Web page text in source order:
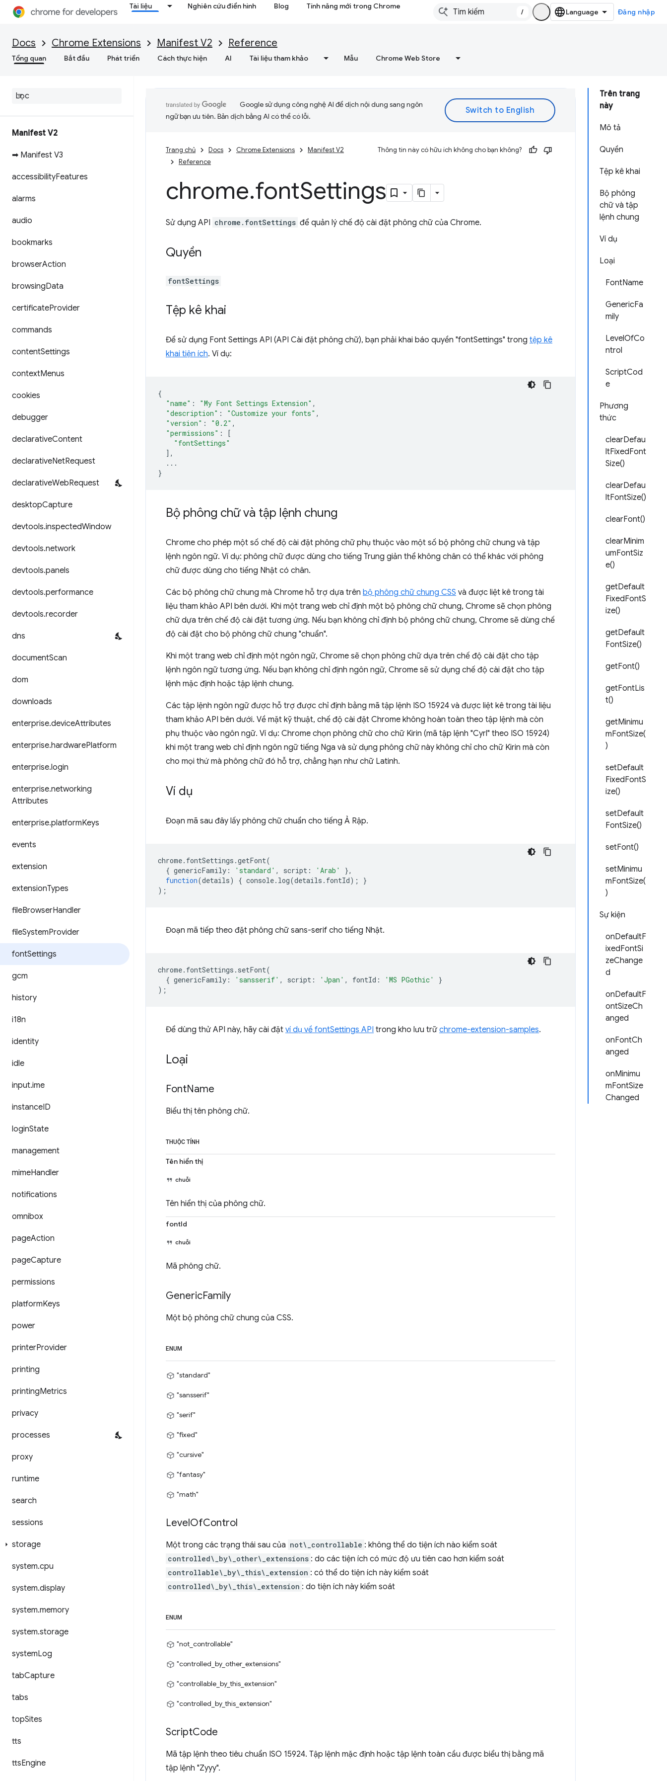
Tài liệu Nghiên cứu điển hình Blog Tính năng mới trong Chrome
/ Đăng nhập
Docs Chrome Extensions Manifest V2 Reference
Tổng quan Bắt đầu Phát triển Cách thực hiện AI Tài liệu tham khảo Mẫu Chrome Web Store
Manifest V2
➡ Manifest V3
accessibilityFeatures
alarms
audio
bookmarks
browserAction
browsingData
certificateProvider
commands
contentSettings
contextMenus
cookies
debugger
declarativeContent
declarativeNetRequest
declarativeWebRequest
desktopCapture
devtools.inspectedWindow
devtools.network
devtools.panels
devtools.performance
devtools.recorder
dns
documentScan
dom
downloads
enterprise.deviceAttributes
enterprise.hardwarePlatform
enterprise.login
enterprise.networking
Attributes
enterprise.platformKeys
events
extension
extensionTypes
fileBrowserHandler
fileSystemProvider
fontSettings
gcm
history
i18n
identity
idle
input.ime
instanceID
loginState
management
mimeHandler
notifications
omnibox
pageAction
pageCapture
permissions
platformKeys
power
printerProvider
printing
printingMetrics
privacy
processes
proxy
runtime
search
sessions
storage
system.cpu
system.display
system.memory
system.storage
systemLog
tabCapture
tabs
topSites
tts
ttsEngine
Trên trang
này
Mô tả
Quyền
Tệp kê khai
Bộ phông
chữ và tập
lệnh chung
Ví dụ
Loại
FontName
GenericFa
mily
LevelOfCo
ntrol
ScriptCod
e
Phương
thức
clearDefau
ltFixedFont
Size()
clearDefau
ltFontSize()
clearFont()
clearMinim
umFontSiz
e()
getDefault
FixedFontS
ize()
getDefault
FontSize()
getFont()
getFontLis
t()
getMinimu
mFontSize(
)
setDefault
FixedFontS
ize()
setDefault
FontSize()
setFont()
setMinimu
mFontSize(
)
Sự kiện
onDefaultF
ixedFontSi
zeChange
d
onDefaultF
ontSizeCh
anged
onFontCh
anged
onMinimu
mFontSize
Changed
Google sử dụng công nghệ AI để dịch nội dung sang ngôn
ngữ bạn ưu tiên. Bản dịch bằng AI có thể có lỗi.
Trang chủ Docs Chrome Extensions
Manifest V2
Reference
Thông tin này có hữu ích không cho bạn không?
chrome.fontSettings
Sử dụng API chrome.fontSettings để quản lý chế độ cài đặt phông chữ của Chrome.
Quyền
fontSettings
Tệp kê khai
Để sử dụng Font Settings API (API Cài đặt phông chữ), bạn phải khai báo quyền "fontSettings" trong tệp kê
khai tiện ích. Ví dụ:
{
"name" : "My Font Settings Extension" ,
"description" : "Customize your fonts" ,
"version" : "0.2" ,
"permissions" :
[
"fontSettings"
],
...
}
Bộ phông chữ và tập lệnh chung
Chrome cho phép một số chế độ cài đặt phông chữ phụ thuộc vào một số bộ phông chữ chung và tập
lệnh ngôn ngữ. Ví dụ: phông chữ được dùng cho tiếng Trung giản thể không chân có thể khác với phông
chữ được dùng cho tiếng Nhật có chân.
Các bộ phông chữ chung mà Chrome hỗ trợ dựa trên bộ phông chữ chung CSS và được liệt kê trong tài
liệu tham khảo API bên dưới. Khi một trang web chỉ định một bộ phông chữ chung, Chrome sẽ chọn phông
chữ dựa trên chế độ cài đặt tương ứng. Nếu bạn không chỉ định bộ phông chữ chung, Chrome sẽ dùng chế
độ cài đặt cho bộ phông chữ chung "chuẩn".
Khi một trang web chỉ định một ngôn ngữ, Chrome sẽ chọn phông chữ dựa trên chế độ cài đặt cho tập
lệnh ngôn ngữ tương ứng. Nếu bạn không chỉ định ngôn ngữ, Chrome sẽ sử dụng chế độ cài đặt cho tập
lệnh mặc định hoặc tập lệnh chung.
Các tập lệnh ngôn ngữ được hỗ trợ được chỉ định bằng mã tập lệnh ISO 15924 và được liệt kê trong tài liệu
tham khảo API bên dưới. Về mặt kỹ thuật, chế độ cài đặt Chrome không hoàn toàn theo tập lệnh mà còn
phụ thuộc vào ngôn ngữ. Ví dụ: Chrome chọn phông chữ cho chữ Kirin (mã tập lệnh "Cyrl" theo ISO 15924)
khi một trang web chỉ định ngôn ngữ tiếng Nga và sử dụng phông chữ này không chỉ cho chữ Kirin mà còn
cho mọi thứ mà phông chữ đó hỗ trợ, chẳng hạn như chữ Latinh.
Ví dụ
Đoạn mã sau đây lấy phông chữ chuẩn cho tiếng Ả Rập.
chrome. fontSettings .getFont(
{ genericFamily : 'standard' , script : 'Arab'
},
function(details) { console. log(details . fontId);
}
);
Đoạn mã tiếp theo đặt phông chữ sans-serif cho tiếng Nhật.
chrome. fontSettings . setFont(
{ genericFamily : 'sansserif' , script : 'Jpan' , fontId : 'MS PGothic'
}
);
Để dùng thử API này, hãy cài đặt ví dụ về fontSettings API trong kho lưu trữ chrome-extension-samples.
Loại
FontName
Biểu thị tên phông chữ.
THUỘC TÍNH
Tên hiển thị
chuỗi
Tên hiển thị của phông chữ.
fontId
chuỗi
Mã phông chữ.
GenericFamily
Một bộ phông chữ chung của CSS.
ENUM
"standard"
"sansserif"
"serif"
"fixed"
"cursive"
"fantasy"
"math"
LevelOfControl
Một trong các trạng thái sau của not\_controllable : không thể do tiện ích nào kiểm soát
controlled\_by\_other\_extensions : do các tiện ích có mức độ ưu tiên cao hơn kiểm soát
controllable\_by\_this\_extension : có thể do tiện ích này kiểm soát
controlled\_by\_this\_extension : do tiện ích này kiểm soát
ENUM
"not_controllable"
"controlled_by_other_extensions"
"controllable_by_this_extension"
"controlled_by_this_extension"
ScriptCode
Mã tập lệnh theo tiêu chuẩn ISO 15924. Tập lệnh mặc định hoặc tập lệnh toàn cầu được biểu thị bằng mã
tập lệnh "Zyyy".